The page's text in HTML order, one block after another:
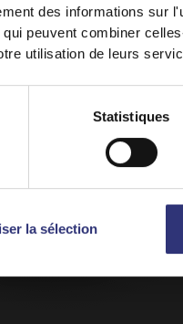
des informations sur
peuvent combiner
utilisation de leurs
Statistiques
la sélection